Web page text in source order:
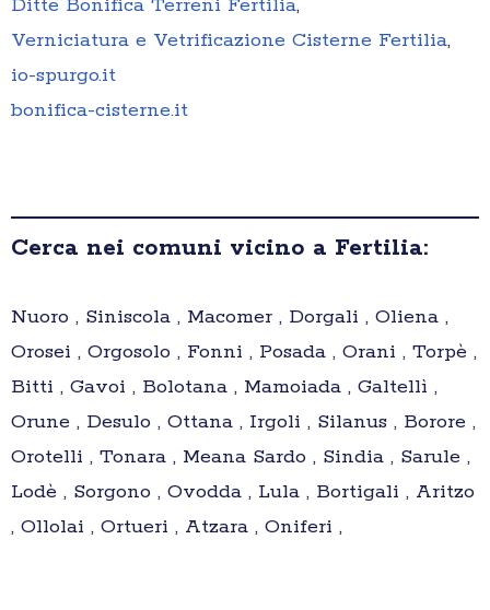
Ditte Bonifica Terreni Fertilia,
Verniciatura e Vetrificazione Cisterne Fertilia,
io-spurgo.it
bonifica-cisterne.it
Cerca nei comuni vicino a Fertilia:
Nuoro , Siniscola , Macomer , Dorgali , Oliena ,
Orosei , Orgosolo , Fonni , Posada , Orani , Torpè ,
Bitti , Gavoi , Bolotana , Mamoiada , Galtellì ,
Orune , Desulo , Ottana , Irgoli , Silanus , Borore ,
Orotelli , Tonara , Meana Sardo , Sindia , Sarule ,
Lodè , Sorgono , Ovodda , Lula , Bortigali , Aritzo
, Ollolai , Ortueri , Atzara , Oniferi ,